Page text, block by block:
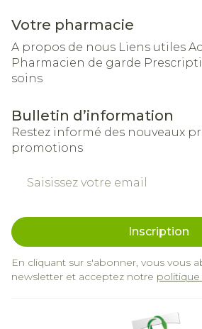
Votre pharmacie
A propos de nous Liens utiles
Pharmacien de garde
soins
Bulletin d’information
Restez informé des nouveaux
promotions
Inscription
En cliquant sur s'abonner, vous vous
newsletter et acceptez notre